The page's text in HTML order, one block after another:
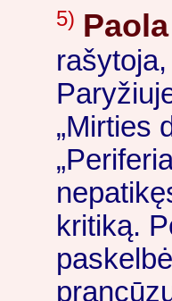
5)
„Mirties
kritiką.